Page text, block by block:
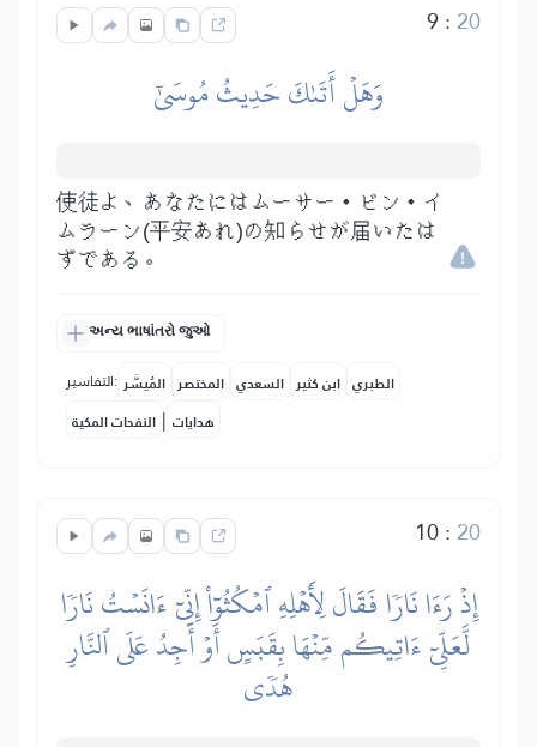
9: 20
وَهَلۡ أَتَىٰكَ حَدِيثُ مُوسَىٰٓ
使徒よ、あなたにはムーサー・ビン・イ
ムラーン(平安あれ)の知らせが届いたは
ずである。
અન્ય ભાષાંતરો જુઓ
التفاسير: المُيسَّر المختصر السعدي ابن كثير الطبري
النفحات المكية | هدايات
10: 20
إِذۡ رَءَا نَارٗا فَقَالَ لِأَهۡلِهِ ٱمۡكُثُوٓاْ إِنِّيٓ ءَانَسۡتُ نَارٗا
لَّعَلِّيٓ ءَاتِيكُم مِّنۡهَا بِقَبَسٍ أَوۡ أَجِدُ عَلَى ٱلنَّارِ
هُدٗى